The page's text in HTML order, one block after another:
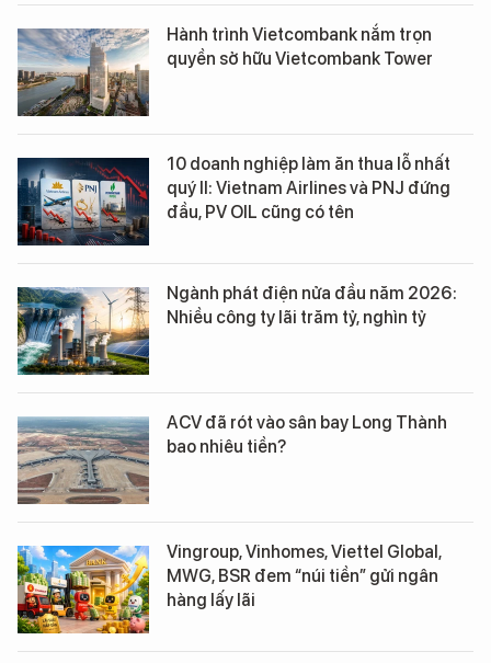
Hành trình Vietcombank nắm trọn
quyền sở hữu Vietcombank Tower
10 doanh nghiệp làm ăn thua lỗ nhất
quý II: Vietnam Airlines và PNJ đứng
đầu, PV OIL cũng có tên
Ngành phát điện nửa đầu năm 2026:
Nhiều công ty lãi trăm tỷ, nghìn tỷ
ACV đã rót vào sân bay Long Thành
bao nhiêu tiền?
Vingroup, Vinhomes, Viettel Global,
MWG, BSR đem “núi tiền” gửi ngân
hàng lấy lãi